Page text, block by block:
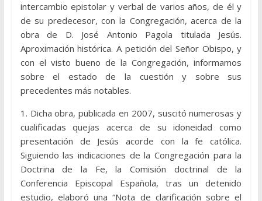
intercambio epistolar y verbal de varios años, de él y
de su predecesor, con la Congregación, acerca de la
obra de D. José Antonio Pagola titulada Jesús.
Aproximación histórica. A petición del Señor Obispo, y
con el visto bueno de la Congregación, informamos
sobre el estado de la cuestión y sobre sus
precedentes más notables.
1. Dicha obra, publicada en 2007, suscitó numerosas y
cualificadas quejas acerca de su idoneidad como
presentación de Jesús acorde con la fe católica.
Siguiendo las indicaciones de la Congregación para la
Doctrina de la Fe, la Comisión doctrinal de la
Conferencia Episcopal Española, tras un detenido
estudio, elaboró una “Nota de clarificación sobre el